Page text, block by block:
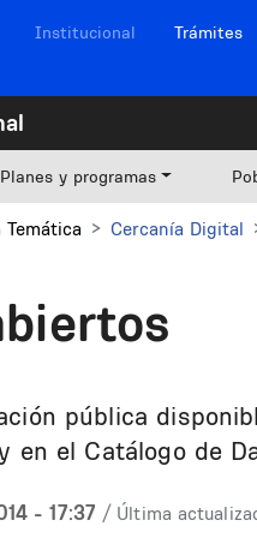
Navegación sitios
Institucional Trámites
Planes y programas
Temática Cercanía Digital
pública
en el Catálogo de
- 17:37 / Última